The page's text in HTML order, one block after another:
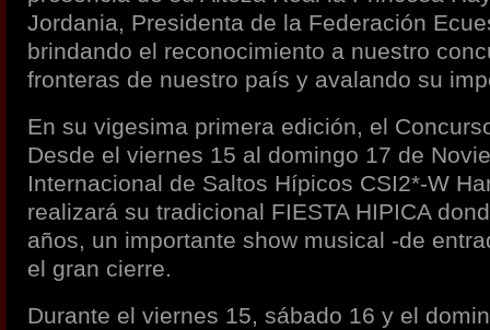
Jordania, Presidenta de la Federación
brindando el reconocimiento a nuestro
fronteras de nuestro país y avalando su
En su vigesima primera edición, el
Desde el viernes 15 al domingo 17 de
Internacional de Saltos Hípicos CSI2*-W
realizará su tradicional FIESTA HIPICA
años, un importante show musical -de
el gran cierre.
Durante el viernes 15, sábado 16 y el